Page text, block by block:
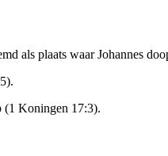
als plaats waar Johannes
(1 Koningen 17:3).